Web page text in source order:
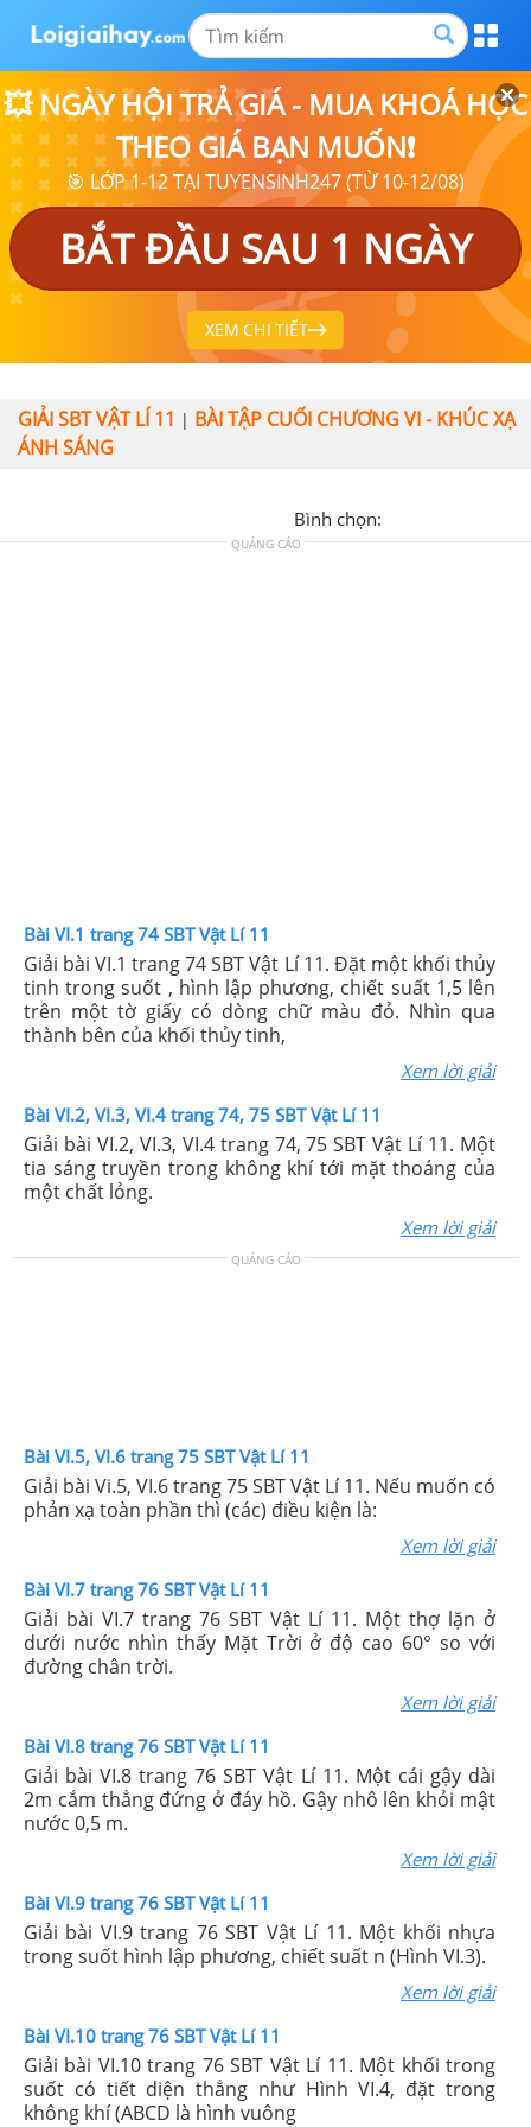
💥 NGÀY HỘI TRẢ GIÁ - MUA KHOÁ HỌC
THEO GIÁ BẠN MUỐN❗
🎯 LỚP 1-12 TẠI TUYENSINH247 (TỪ 10-12/08)
BẮT ĐẦU SAU 1 NGÀY
XEM CHI TIẾT
GIẢI SBT VẬT LÍ 11 | BÀI TẬP CUỐI CHƯƠNG VI - KHÚC XẠ
ÁNH SÁNG
Bình chọn:
QUẢNG CÁO
Bài VI.1 trang 74 SBT Vật Lí 11
Giải bài VI.1 trang 74 SBT Vật Lí 11. Đặt một khối thủy
tinh trong suốt , hình lập phương, chiết suất 1,5 lên
trên một tờ giấy có dòng chữ màu đỏ. Nhìn qua
thành bên của khối thủy tinh,
Xem lời giải
Bài VI.2, VI.3, VI.4 trang 74, 75 SBT Vật Lí 11
Giải bài VI.2, VI.3, VI.4 trang 74, 75 SBT Vật Lí 11. Một
tia sáng truyền trong không khí tới mặt thoáng của
một chất lỏng.
Xem lời giải
QUẢNG CÁO
Bài VI.5, VI.6 trang 75 SBT Vật Lí 11
Giải bài Vi.5, VI.6 trang 75 SBT Vật Lí 11. Nếu muốn có
phản xạ toàn phần thì (các) điều kiện là:
Xem lời giải
Bài VI.7 trang 76 SBT Vật Lí 11
Giải bài VI.7 trang 76 SBT Vật Lí 11. Một thợ lặn ở
dưới nước nhìn thấy Mặt Trời ở độ cao 60° so với
đường chân trời.
Xem lời giải
Bài VI.8 trang 76 SBT Vật Lí 11
Giải bài VI.8 trang 76 SBT Vật Lí 11. Một cái gậy dài
2m cắm thẳng đứng ở đáy hồ. Gậy nhô lên khỏi mật
nước 0,5 m.
Xem lời giải
Bài VI.9 trang 76 SBT Vật Lí 11
Giải bài VI.9 trang 76 SBT Vật Lí 11. Một khối nhựa
trong suốt hình lập phương, chiết suất n (Hình VI.3).
Xem lời giải
Bài VI.10 trang 76 SBT Vật Lí 11
Giải bài VI.10 trang 76 SBT Vật Lí 11. Một khối trong
suốt có tiết diện thẳng như Hình VI.4, đặt trong
không khí (ABCD là hình vuông